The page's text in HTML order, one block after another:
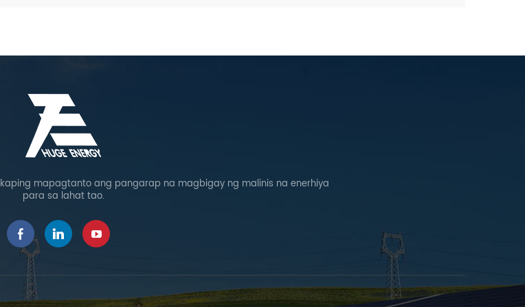
mapagtanto ang pangarap na magbigay ng malinis na enerhiya
para sa lahat tao.